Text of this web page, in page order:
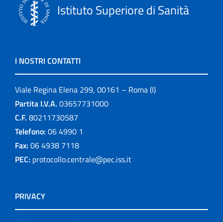
Istituto Superiore di Sanità
I NOSTRI CONTATTI
Viale Regina Elena 299, 00161 – Roma (I)
Partita I.V.A. 03657731000
C.F. 80211730587
Telefono: 06 4990 1
Fax: 06 4938 7118
PEC: protocollo.centrale@pec.iss.it
PRIVACY